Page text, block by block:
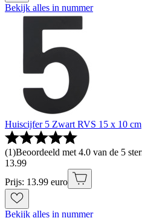
Bekijk alles in nummer
Huiscijfer 5 Zwart RVS 15 x 10 cm
(1)Beoordeeld met 4.0 van de 5
13.99
Prijs: 13.99 euro
Bekijk alles in nummer